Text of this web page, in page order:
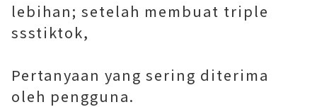
lebihan; setelah membuat triple
ssstiktok,
Pertanyaan yang sering diterima
oleh pengguna.